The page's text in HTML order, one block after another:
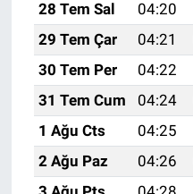
28 Tem Sal
04:20
29 Tem Çar
04:21
30 Tem Per
04:22
31 Tem Cum
04:24
1 Ağu Cts
04:25
2 Ağu Paz
04:26